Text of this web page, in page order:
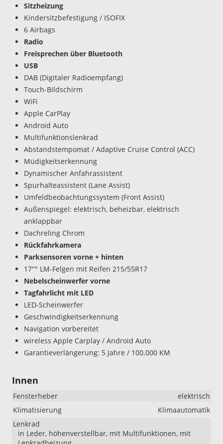
Sitzheizung
Kindersitzbefestigung / ISOFIX
6 Airbags
Radio
Freisprechen über Bluetooth
USB
DAB (Digitaler Radioempfang)
Touch-Bildschirm
WiFi
Apple CarPlay
Android Auto
Multifunktionslenkrad
Abstandstempomat / Adaptive Cruise Control (ACC)
Müdigkeitserkennung
Dynamischer Anfahrassistent
Spurhalteassistent (Lane Assist)
Umfeldbeobachtungssystem (Front Assist)
Außenspiegel: elektrisch, beheizbar, elektrisch
anklappbar
Dachreling Chrom
Rückfahrkamera
Parksensoren vorne + hinten
17"" LM-Felgen mit Reifen 215/55R17
Nebelscheinwerfer vorne
Tagfahrlicht mit LED
LED-Scheinwerfer
Geschwindigkeitserkennung
Navigation vorbereitet
wireless Apple Carplay / Android Auto
Garantieverlängerung: 5 Jahre / 100.000 KM
Innen
Fensterheber
elektrisch
Klimatisierung
Klimaautomatik
Lenkrad
in Leder, höhenverstellbar, mit Multifunktionen, mit